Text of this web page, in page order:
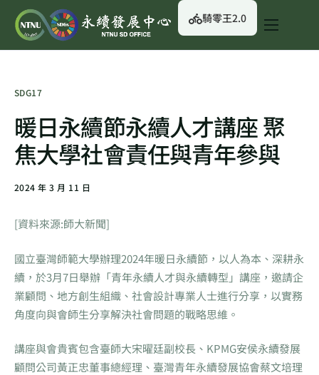
關於我們
永續資訊
校園綠生活
English
騎零王2.0
SDG17
暖日永續節永續人才講座 聚
焦大學社會責任與青年參與
2024 年 3 月 11 日
[資料來源:師大新聞]
國立臺灣師範大學辦理2024年暖日永續節，以人為本、深耕永
續，於3月7日舉辦「青年永續人才與永續轉型」講座，邀請企
業顧問、地方創生組織、社會設計專業人士進行分享，以實務
角度向與會師生分享解決社會問題的戰略思維。
講座與會貴賓包含臺師大宋曜廷副校長、KPMG安侯永續發展
顧問公司黃正忠董事總經理、臺灣青年永續發展協會蔡文培理